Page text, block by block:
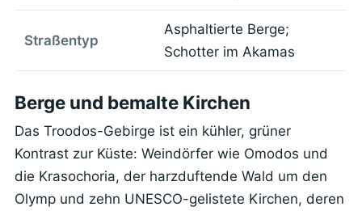
Straßentyp
Asphaltierte Berge;
Schotter im Akamas
Berge und bemalte Kirchen
Das Troodos-Gebirge ist ein kühler, grüner
Kontrast zur Küste: Weindörfer wie Omodos und
die Krasochoria, der harzduftende Wald um den
Olymp und zehn UNESCO-gelistete Kirchen, deren